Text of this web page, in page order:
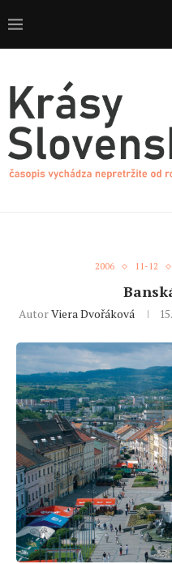
2006 11-12
AutorViera Dvořáková